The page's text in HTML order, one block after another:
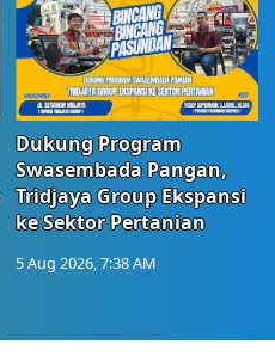
Dukung Program
Swasembada Pangan,
Tridjaya Group Ekspansi
ke Sektor Pertanian
5 Aug 2026, 7:38 AM